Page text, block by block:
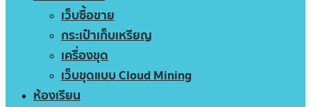
เว็บซื้อขาย
กระเป๋าเก็บเหรียญ
เครื่องขุด
เว็บขุดแบบ Cloud Mining
ห้องเรียน